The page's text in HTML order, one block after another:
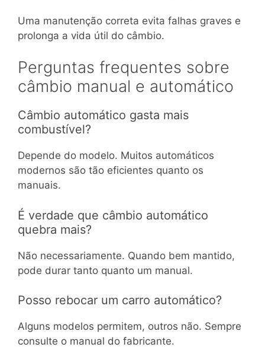
Uma manutenção correta evita falhas graves e
prolonga a vida útil do câmbio.
Perguntas frequentes sobre
câmbio manual e automático
Câmbio automático gasta mais
combustível?
Depende do modelo. Muitos automáticos
modernos são tão eficientes quanto os
manuais.
É verdade que câmbio automático
quebra mais?
Não necessariamente. Quando bem mantido,
pode durar tanto quanto um manual.
Posso rebocar um carro automático?
Alguns modelos permitem, outros não. Sempre
consulte o manual do fabricante.